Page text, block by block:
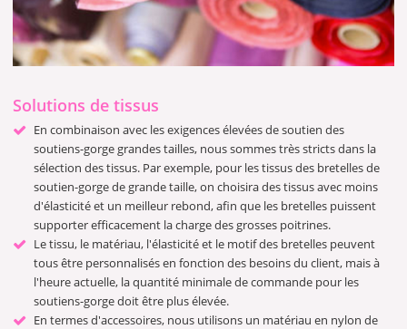
Solutions de tissus
En combinaison avec les exigences élevées de soutien des
soutiens-gorge grandes tailles, nous sommes très stricts dans la
sélection des tissus. Par exemple, pour les tissus des bretelles de
soutien-gorge de grande taille, on choisira des tissus avec moins
d'élasticité et un meilleur rebond, afin que les bretelles puissent
supporter efficacement la charge des grosses poitrines.
Le tissu, le matériau, l'élasticité et le motif des bretelles peuvent
tous être personnalisés en fonction des besoins du client, mais à
l'heure actuelle, la quantité minimale de commande pour les
soutiens-gorge doit être plus élevée.
En termes d'accessoires, nous utilisons un matériau en nylon de